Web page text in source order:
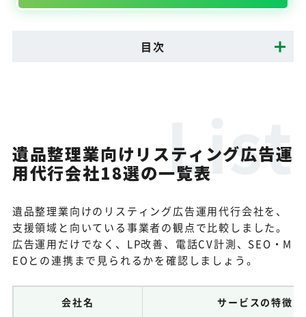
目次
遺品整理業向けリスティング広告運
用代行会社18選の一覧表
遺品整理業向けのリスティング広告運用代行会社を、
支援領域と向いている事業者の観点で比較しました。
広告運用だけでなく、LP改善、電話CV計測、SEO・M
EOとの連携まで見られるかを確認しましょう。
会社名 サービスの特徴